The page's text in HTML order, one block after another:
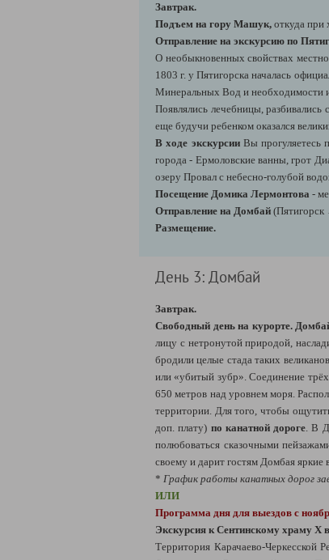
Завтрак.
Подъем на гору Машук, откуда при
Отправление на экскурсию по
О необыкновенных свойствах
1803 г. у Пятигорска началась
Минеральных Вод и необходимости
Появлялись лечебницы,
еще будучи ребенком оказался
В ходе экскурсииВы прогуляетесь
города - Ермоловские ванны, грот
озеру Провал с небесно-голубой
Посещение Домика Лермонтова -
Отправление на Домбай
Размещение.
День 3: Домбай
Завтрак.
Свободный день на курорте.
лицу с нетронутой природой,
бродили целые стада таких
или «убитый зубр». Соединение
650 метров над уровнем моря.
территории. Для того, чтобы
доп. плату) по канатной дороге. В
полюбоваться сказочными
своему и дарит гостям Домбая яркие
* График работы канатных дорог
ИЛИ
Программа дня для выездов с
Экскурсия к Сентинскому храму Х
Территория Карачаево-Черкесской